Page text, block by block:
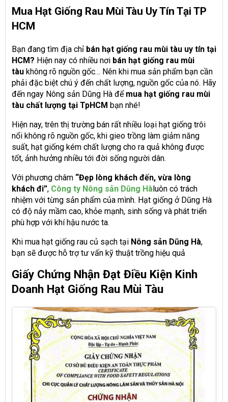
Mua Hạt Giống Rau Mùi Tàu Uy Tín Tại TP
HCM
Bạn đang tìm địa chỉ bán hạt giống rau mùi tàu uy tín tại
HCM? Hiện nay có nhiều nơi bán hạt giống rau mùi
tàu không rõ nguồn gốc… Nên khi mua sản phẩm bạn cần
phải đặc biệt chú ý đến chất lượng, nguồn gốc của nó. Hãy
đến ngay Nông sản Dũng Hà để mua hạt giống rau mùi
tàu chất lượng tại TpHCM bạn nhé!
Hiện nay, trên thị trường bán rất nhiều loại hạt giống trôi
nổi không rõ nguồn gốc, khi gieo trồng làm giảm năng
suất, hạt giống kém chất lượng cho ra quả không được
tốt, ảnh hưởng nhiều tới đời sống người dân.
Với phương châm “Đẹp lòng khách đến, vừa lòng
khách đi”, Công ty Nông sản Dũng Hà luôn có trách
nhiệm với từng sản phẩm của mình. Hạt giống ở Dũng Hà
có độ nảy mầm cao, khỏe mạnh, sinh sống và phát triển
phù hợp với khí hậu nước ta.
Khi mua hạt giống rau củ sạch tại Nông sản Dũng Hà,
bạn sẽ được hỗ trợ tư vấn kỹ thuật trồng hiệu quả
Giấy Chứng Nhận Đạt Điều Kiện Kinh
Doanh Hạt Giống Rau Mùi Tàu